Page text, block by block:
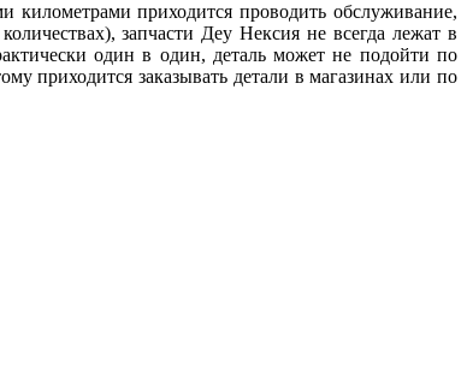
приходится проводить обслуживание,
запчасти Деу Нексия не всегда лежат в
один в один, деталь может не подойти по
приходится заказывать детали в магазинах или по